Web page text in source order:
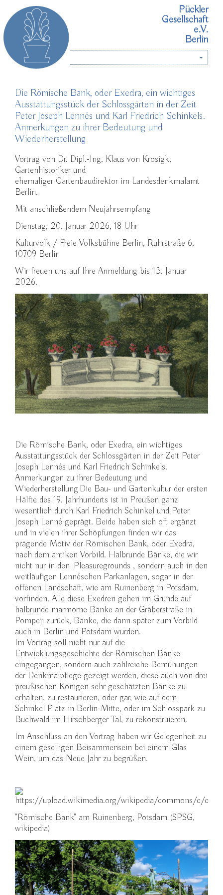
Pückler
Gesellschaft
e.V.
Berlin
Menü
Die Römische Bank, oder Exedra, ein wichtiges
Ausstattungsstück der Schlossgärten in der Zeit
Peter Joseph Lennés und Karl Friedrich Schinkels.
Anmerkungen zu ihrer Bedeutung und
Wiederherstellung
Vortrag von Dr. Dipl.-Ing. Klaus von Krosigk,
Gartenhistoriker und
ehemaliger Gartenbaudirektor im Landesdenkmalamt
Berlin.
Mit anschließendem Neujahrsempfang
Dienstag, 20. Januar 2026, 18 Uhr
Kulturvolk / Freie Volksbühne Berlin, Ruhrstraße 6,
10709 Berlin
Wir freuen uns auf Ihre Anmeldung bis 13. Januar
2026.
Die Römische Bank, oder Exedra, ein wichtiges
Ausstattungsstück der Schlossgärten in der Zeit Peter
Joseph Lennés und Karl Friedrich Schinkels.
Anmerkungen zu ihrer Bedeutung und
Wiederherstellung Die Bau- und Gartenkultur der ersten
Hälfte des 19. Jahrhunderts ist in Preußen ganz
wesentlich durch Karl Friedrich Schinkel und Peter
Joseph Lenné geprägt. Beide haben sich oft ergänzt
und in vielen ihrer Schöpfungen finden wir das
prägende Motiv der Römischen Bank, oder Exedra,
nach dem antiken Vorbild. Halbrunde Bänke, die wir
nicht nur in den Pleasuregrounds , sondern auch in den
weitläufigen Lennéschen Parkanlagen, sogar in der
offenen Landschaft, wie am Ruinenberg in Potsdam,
vorfinden. Alle diese Exedren gehen im Grunde auf
halbrunde marmorne Bänke an der Gräberstraße in
Pompeji zurück, Bänke, die dann später zum Vorbild
auch in Berlin und Potsdam wurden.
Im Vortrag soll nicht nur auf die
Entwicklungsgeschichte der Römischen Bänke
eingegangen, sondern auch zahlreiche Bemühungen
der Denkmalpflege gezeigt werden, diese auch von drei
preußischen Königen sehr geschätzten Bänke zu
erhalten, zu restaurieren, oder gar, wie auf dem
Schinkel Platz in Berlin-Mitte, oder im Schlosspark zu
Buchwald im Hirschberger Tal, zu rekonstruieren.
Im Anschluss an den Vortrag haben wir Gelegenheit zu
einem geselligen Beisammensein bei einem Glas
Wein, um das Neue Jahr zu begrüßen.
"Römische Bank" am Ruinenberg, Potsdam (SPSG,
wikipedia)